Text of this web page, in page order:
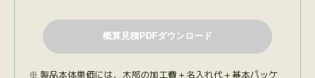
製品本体単価には、木部の加工費＋名入れ代＋基本パッケ